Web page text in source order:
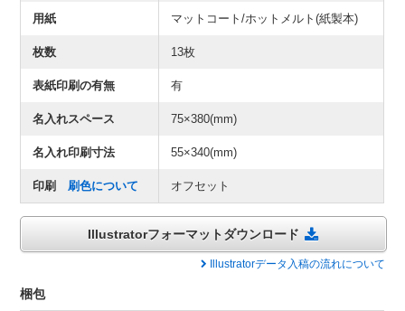
用紙 マットコート/ホットメルト(紙製本)
枚数 13枚
表紙印刷の有無 有
名入れスペース 75×380(mm)
名入れ印刷寸法 55×340(mm)
印刷刷色について オフセット
Illustratorフォーマットダウンロード
Illustratorデータ入稿の流れについて
梱包